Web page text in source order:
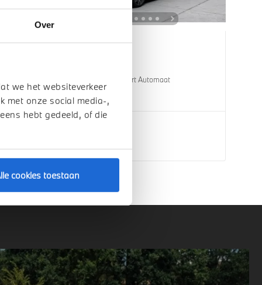
Over
we het websiteverkeer
met onze social media-,
hebt gedeeld, of die
cookies toestaan
xDrive50e M Sport Automaat
1 km 2026